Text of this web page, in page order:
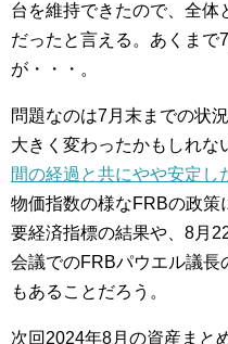
台を維持できたので、全体
だったと言える。あくまで
が・・・。
問題なのは7月末までの状
大きく変わったかもしれな
間の経過と共にやや安定し
物価指数の様なFRBの政策
要経済指標の結果や、8月
会議でのFRBパウエル議長
もあることだろう。
次回2024年8月の資産まと